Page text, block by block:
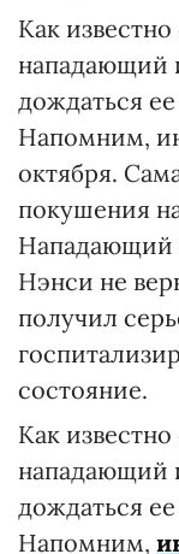
Как
нападающий
дождаться
Напомним,
октября.
покушения
Нападающий
Нэнси не
получил
состояние.
Как
нападающий
дождаться
Напомним,